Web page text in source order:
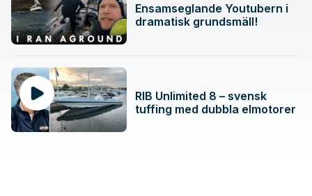
Ensamseglande Youtubern i
dramatisk grundsmäll!
RIB Unlimited 8 – svensk
tuffing med dubbla elmotorer